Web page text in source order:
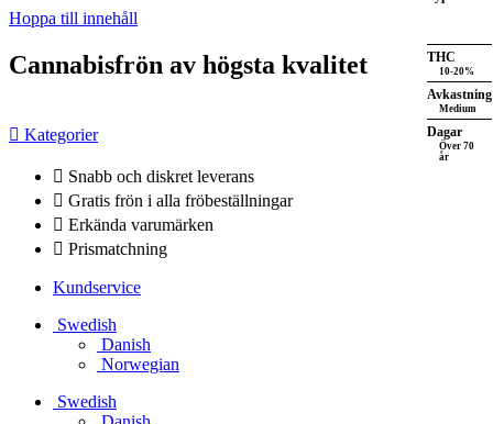
Hoppa till innehåll
Cannabisfrön av högsta kvalitet
Kategorier
Snabb och diskret leverans
Gratis frön i alla fröbeställningar
Erkända varumärken
Prismatchning
Kundservice
Swedish
Danish
Norwegian
Swedish
THC
10-20%
Avkastning
Medium
Dagar
Över 70
år